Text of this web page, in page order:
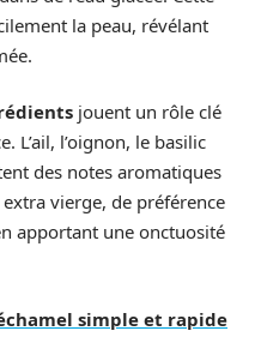
la peau, révélant
jouent un rôle clé
L’ail, l’oignon, le basilic
des notes aromatiques
vierge, de préférence
apportant une onctuosité
simple et rapide